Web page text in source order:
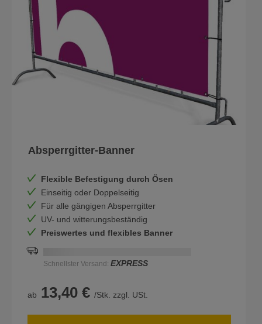
Absperrgitter-Banner
Flexible Befestigung durch Ösen
Einseitig oder Doppelseitig
Für alle gängigen Absperrgitter
UV- und witterungsbeständig
Preiswertes und flexibles Banner
Schnellster Versand: EXPRESS
ab 13,40 € /Stk. zzgl. USt.